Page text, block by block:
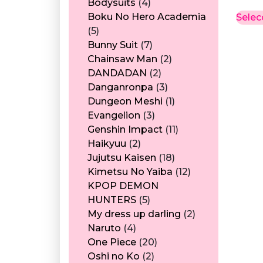
Bodysuits 4
productos
Boku No Hero Academia
55
productos
Bunny Suit 77
productos
Chainsaw Man 22
DANDADAN 22
productos
Danganronpa 33
productos
Dungeon Meshi 11
Evangelion 33
productos
Genshin Impact 1111
Haikyuu 22
productos
Jujutsu Kaisen 1818
productos
Kimetsu No Yaiba 1212
KPOP DEMON
HUNTERS 55
productos
My dress up darling 22
Naruto 44
productos
One Piece 2020
Oshi no Ko 22